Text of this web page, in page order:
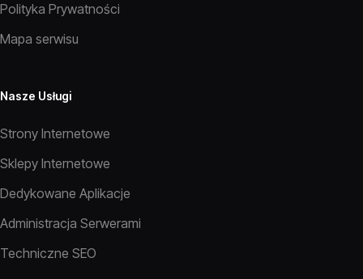
Polityka Prywatności
Mapa serwisu
Nasze Usługi
Strony Internetowe
Sklepy Internetowe
Dedykowane Aplikacje
Administracja Serwerami
Techniczne SEO